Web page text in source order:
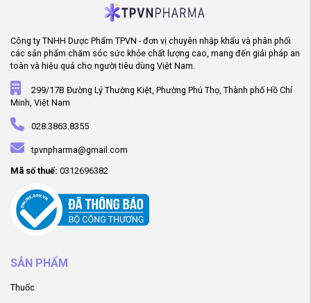
Công ty TNHH Dược Phẩm TPVN - đơn vị chuyên nhập khẩu và phân phối
các sản phẩm chăm sóc sức khỏe chất lượng cao, mang đến giải pháp an
toàn và hiệu quả cho người tiêu dùng Việt Nam.
299/17B Đường Lý Thường Kiệt, Phường Phú Thọ, Thành phố Hồ Chí
Minh, Việt Nam
028.3863.8355
tpvnpharma@gmail.com
Mã số thuế: 0312696382
SẢN PHẨM
Thuốc